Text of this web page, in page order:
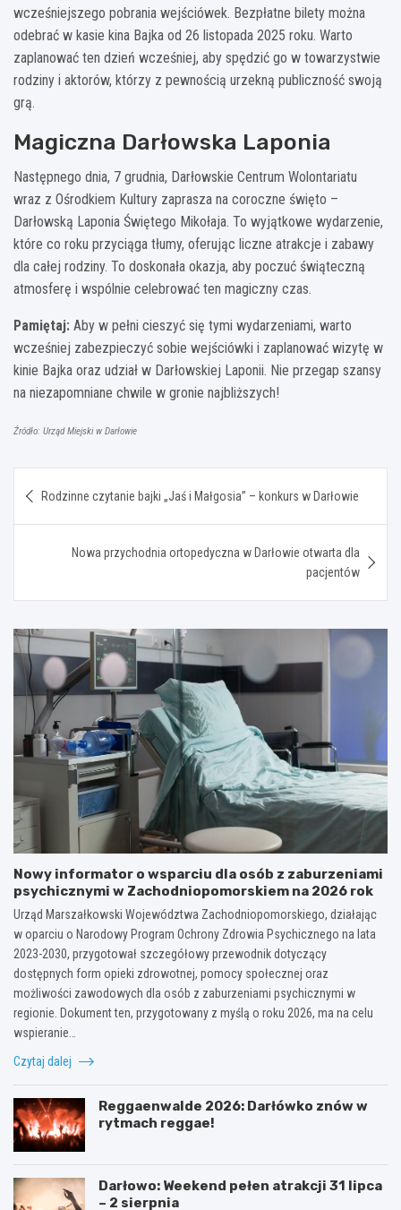
wcześniejszego pobrania wejściówek. Bezpłatne bilety można
odebrać w kasie kina Bajka od 26 listopada 2025 roku. Warto
zaplanować ten dzień wcześniej, aby spędzić go w towarzystwie
rodziny i aktorów, którzy z pewnością urzekną publiczność swoją
grą.
Magiczna Darłowska Laponia
Następnego dnia, 7 grudnia, Darłowskie Centrum Wolontariatu
wraz z Ośrodkiem Kultury zaprasza na coroczne święto –
Darłowską Laponia Świętego Mikołaja. To wyjątkowe wydarzenie,
które co roku przyciąga tłumy, oferując liczne atrakcje i zabawy
dla całej rodziny. To doskonała okazja, aby poczuć świąteczną
atmosferę i wspólnie celebrować ten magiczny czas.
Pamiętaj: Aby w pełni cieszyć się tymi wydarzeniami, warto
wcześniej zabezpieczyć sobie wejściówki i zaplanować wizytę w
kinie Bajka oraz udział w Darłowskiej Laponii. Nie przegap szansy
na niezapomniane chwile w gronie najbliższych!
Źródło: Urząd Miejski w Darłowie
wpisu
Rodzinne czytanie bajki „Jaś i Małgosia” – konkurs w Darłowie
Nowa przychodnia ortopedyczna w Darłowie otwarta dla
pacjentów
Nowy informator o wsparciu dla osób z zaburzeniami
psychicznymi w Zachodniopomorskiem na 2026 rok
Urząd Marszałkowski Województwa Zachodniopomorskiego, działając
w oparciu o Narodowy Program Ochrony Zdrowia Psychicznego na lata
2023-2030, przygotował szczegółowy przewodnik dotyczący
dostępnych form opieki zdrowotnej, pomocy społecznej oraz
możliwości zawodowych dla osób z zaburzeniami psychicznymi w
regionie. Dokument ten, przygotowany z myślą o roku 2026, ma na celu
wspieranie…
Czytaj dalej
Reggaenwalde 2026: Darłówko znów w
rytmach reggae!
Darłowo: Weekend pełen atrakcji 31 lipca
– 2 sierpnia